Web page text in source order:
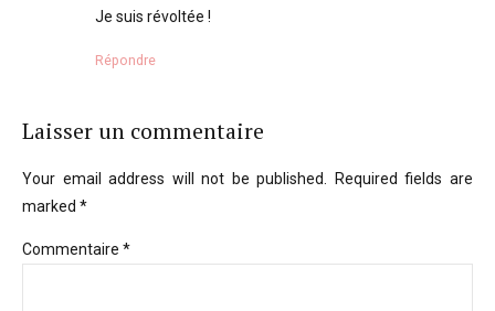
Je suis révoltée !
Répondre
Laisser un commentaire
Your email address will not be published. Required fields are
marked *
Commentaire *